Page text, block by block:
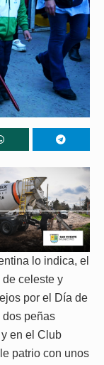
lo indica, el
celeste y
por el Día de
dos peñas
en el Club
patrio con unos